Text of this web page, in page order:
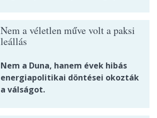
Nem a véletlen műve volt a paksi
leállás
Nem a Duna, hanem évek hibás
energiapolitikai döntései okozták
a válságot.